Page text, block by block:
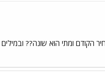
כרטיס חופשי חודשי בתוך ירושלים הנו 212 שקלים. מה היה המחיר הקודם